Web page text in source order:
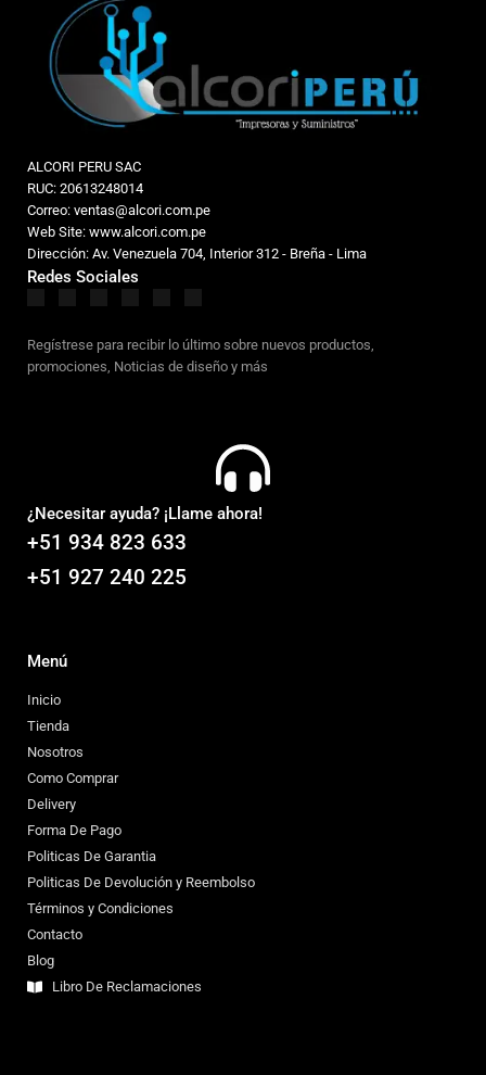
ALCORI PERU SAC
RUC: 20613248014
Correo: ventas@alcori.com.pe
Web Site: www.alcori.com.pe
Dirección: Av. Venezuela 704, Interior 312 - Breña - Lima
Redes Sociales
Regístrese para recibir lo último sobre nuevos productos,
promociones, Noticias de diseño y más
¿Necesitar ayuda? ¡Llame ahora!
+51 934 823 633
+51 927 240 225
Menú
Inicio
Tienda
Nosotros
Como Comprar
Delivery
Forma De Pago
Politicas De Garantia
Politicas De Devolución y Reembolso
Términos y Condiciones
Contacto
Blog
Libro De Reclamaciones